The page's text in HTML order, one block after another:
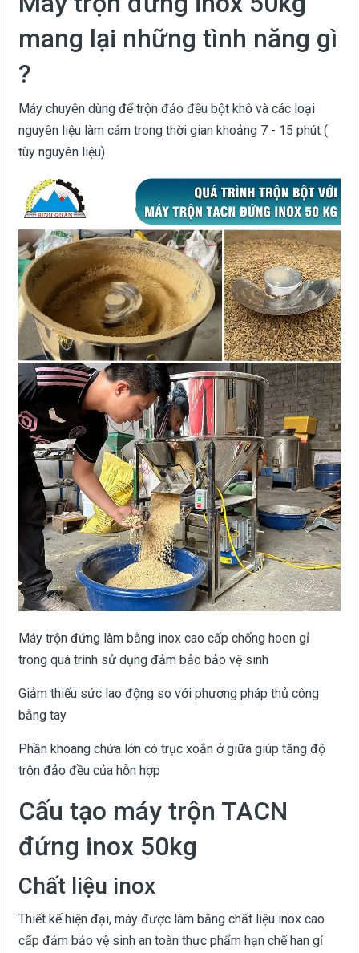
mang lại những tình năng gì
?
Máy chuyên dùng để trộn đảo đều bột khô và các loại
nguyên liệu làm cám trong thời gian khoảng 7 - 15 phút (
tùy nguyên liệu)
Máy trộn đứng làm bằng inox cao cấp chống hoen gỉ
trong quá trình sử dụng đảm bảo bảo vệ sinh
Giảm thiếu sức lao động so với phương pháp thủ công
bằng tay
Phần khoang chứa lớn có trục xoắn ở giữa giúp tăng độ
trộn đảo đều của hỗn hợp
Cấu tạo máy trộn TACN
đứng inox 50kg
Chất liệu inox
Thiết kế hiện đại, máy được làm bằng chất liệu inox cao
cấp đảm bảo vệ sinh an toàn thực phẩm hạn chế han gỉ